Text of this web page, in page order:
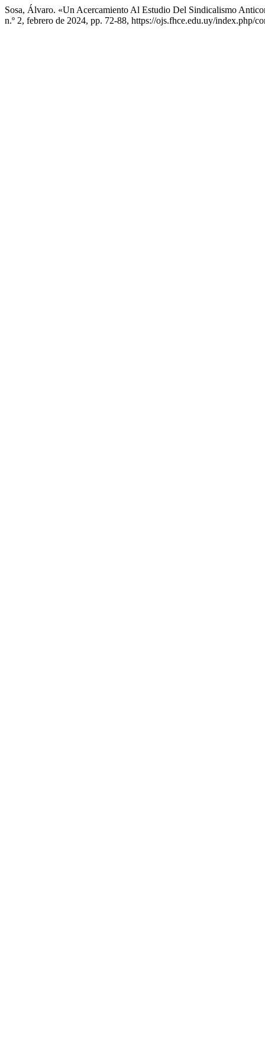
Sosa, Álvaro. «Un Acercamiento Al Estudio Del Sindicalismo
n.º 2, febrero de 2024, pp. 72-88, https://ojs.fhce.edu.uy/index.php/